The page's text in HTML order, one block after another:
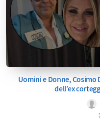
Uomini e Donne,
dell’ex